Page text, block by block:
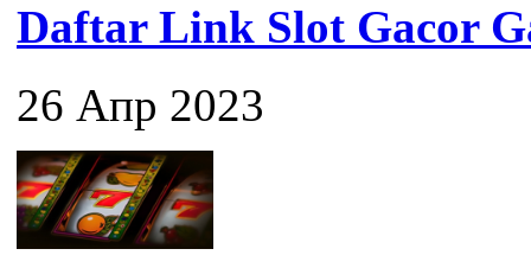
Daftar Link Slot Gacor
26 Апр 2023